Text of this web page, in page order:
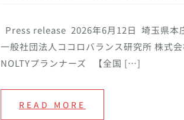
Press release 2026年6月12日 埼玉県本
一般社団法人ココロバランス研究所 株式
NOLTYプランナーズ 【全国 […]
READ MORE